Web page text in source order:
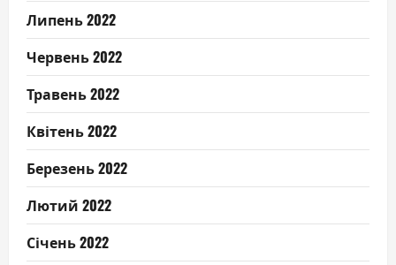
Липень 2022
Червень 2022
Травень 2022
Квітень 2022
Березень 2022
Лютий 2022
Січень 2022